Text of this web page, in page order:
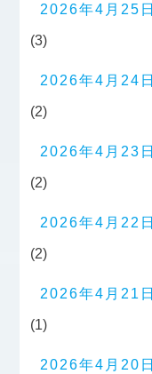
2026年4月25日
(3)
2026年4月24日
(2)
2026年4月23日
(2)
2026年4月22日
(2)
2026年4月21日
(1)
2026年4月20日